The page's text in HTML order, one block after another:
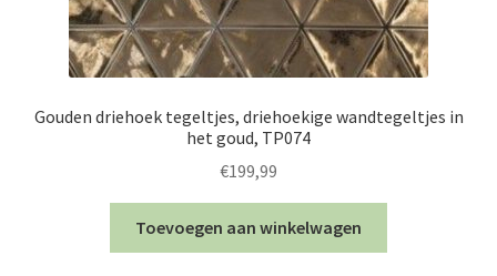
Gouden driehoek tegeltjes, driehoekige wandtegeltjes in
het goud, TP074
€199,99
Toevoegen aan winkelwagen